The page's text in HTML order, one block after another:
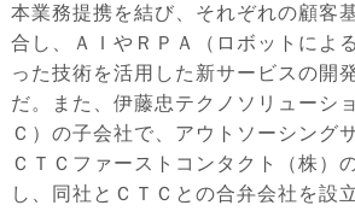
本業務提携を結び、それぞれの顧客
合し、ＡＩやＲＰＡ（ロボットによ
った技術を活用した新サービスの開
だ。また、伊藤忠テクノソリューシ
Ｃ）の子会社で、アウトソーシング
ＣＴＣファーストコンタクト（株）
し、同社とＣＴＣとの合弁会社を設